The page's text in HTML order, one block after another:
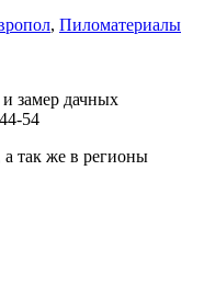
, Пиломатериалы
замер дачных
54
так же в регионы